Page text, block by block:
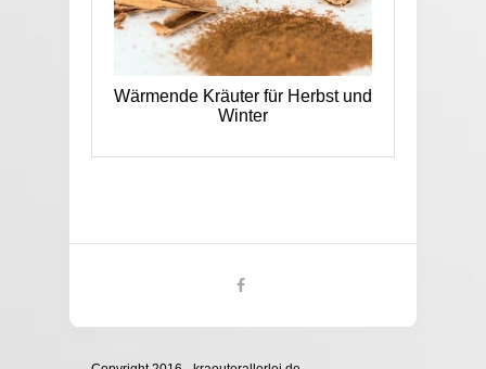
Wärmende Kräuter für Herbst und
Winter